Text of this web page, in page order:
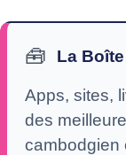
🧰 La
Apps, sites,
des
cambodgien